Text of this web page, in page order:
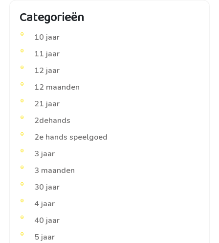
Categorieën
10 jaar
11 jaar
12 jaar
12 maanden
21 jaar
2dehands
2e hands speelgoed
3 jaar
3 maanden
30 jaar
4 jaar
40 jaar
5 jaar